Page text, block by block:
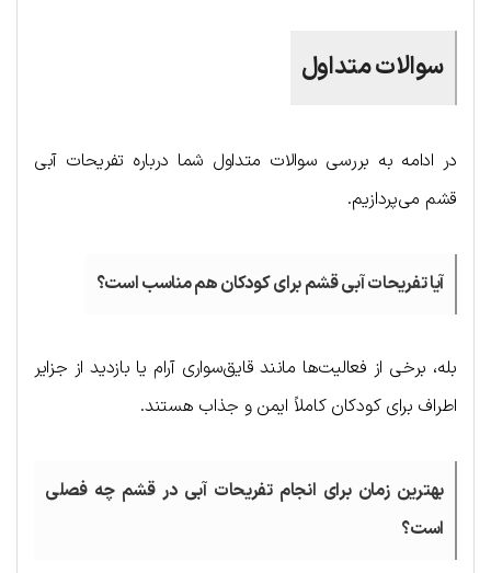
سوالات متداول
در ادامه به بررسی سوالات متداول شما درباره تفریحات آبی
قشم می‌پردازیم.
آیا تفریحات آبی قشم برای کودکان هم مناسب است؟
بله، برخی از فعالیت‌ها مانند قایق‌سواری آرام یا بازدید از جزایر
اطراف برای کودکان کاملاً ایمن و جذاب هستند.
بهترین زمان برای انجام تفریحات آبی در قشم چه فصلی
است؟